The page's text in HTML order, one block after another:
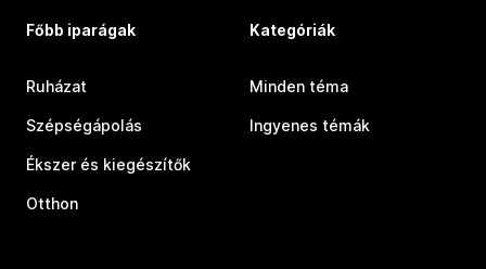
Főbb iparágak
Ruházat
Szépségápolás
Ékszer és kiegészítők
Otthon
Kategóriák
Minden téma
Ingyenes témák